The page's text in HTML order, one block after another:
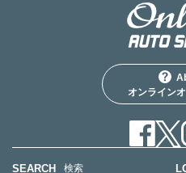
オンライン
SEARCH 検索